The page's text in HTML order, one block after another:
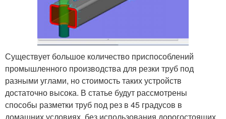
Существует большое количество приспособлений
промышленного производства для резки труб под
разными углами, но стоимость таких устройств
достаточно высока. В статье будут рассмотрены
способы разметки труб под рез в 45 градусов в